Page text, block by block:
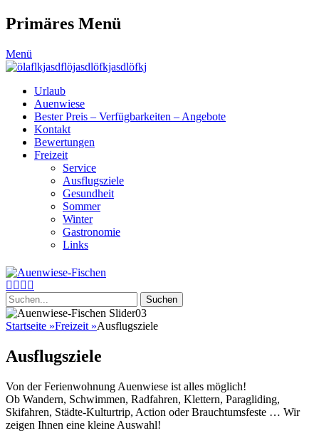
Primäres Menü
Zum
Inhalt
Menü
Urlaub
Auenwiese
Bester Preis – Verfügbarkeiten – Angebote
Kontakt
Bewertungen
Freizeit
Service
Ausflugsziele
Gesundheit
Sommer
Winter
Gastronomie
Links
Header
Toggle
Auenwiese-Fischen
einfach gesund
Facebook
E-
Mail
Instagram
Suche
nach:
Startseite »Freizeit »Ausflugsziele
Ausflugsziele
Von der Ferienwohnung Auenwiese ist alles möglich!
Ob Wandern, Schwimmen, Radfahren, Klettern, Paragliding,
Skifahren, Städte-Kulturtrip, Action oder Brauchtumsfeste … Wir
zeigen Ihnen eine kleine Auswahl!